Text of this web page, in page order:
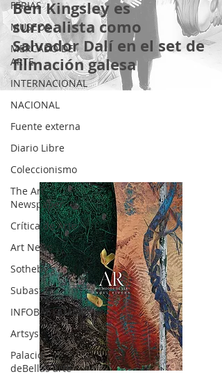
FERIAS
MUSEOS
MERCADO DE
ARTE
INTERNACIONAL
NACIONAL
Fuente externa
Diario Libre
Coleccionismo
The Art
Newspaper
Crítica de Arte
Art News
Sotheby's
Subasta
INFOBAE|AMERICA
Artsys
Palacio
deBellas arte
Ben Kingsley es
surrealista como
Salvador Dalí en el set de
filmación galesa